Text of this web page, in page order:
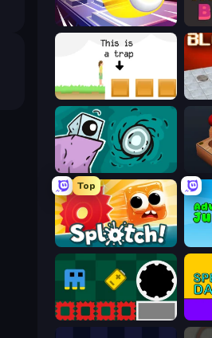
Leap and Avoid 2
The Unfair Platformer
Tilo
Top
Splotch!
Jump and Hover